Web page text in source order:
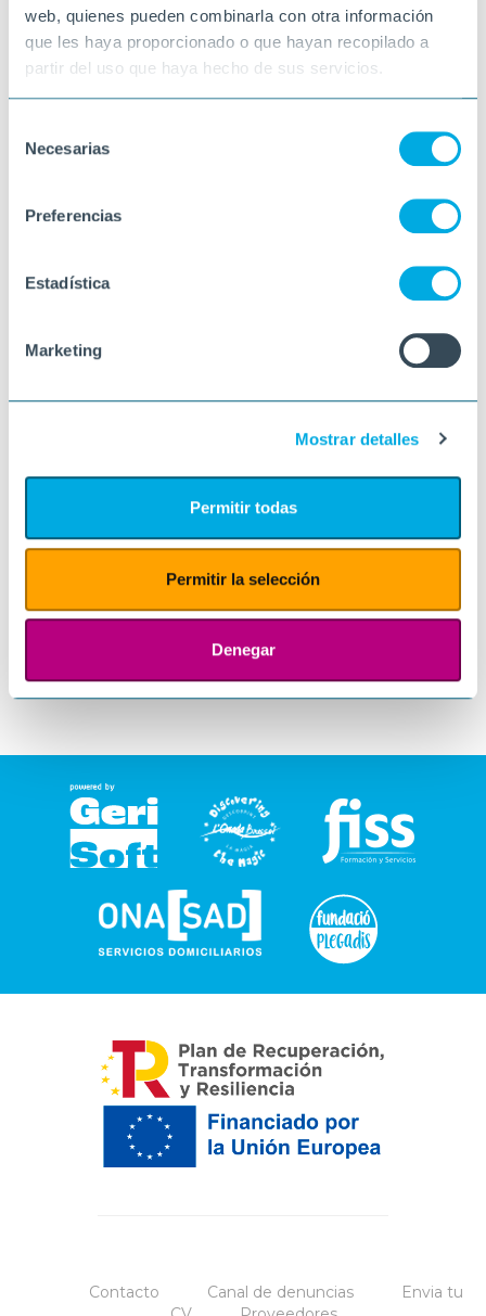
web, quienes pueden combinarla con otra información
que les haya proporcionado o que hayan recopilado a
partir del uso que haya hecho de sus servicios.
Necesarias
Preferencias
Estadística
Marketing
Mostrar detalles
Permitir todas
Permitir la selección
Denegar
Contacto Canal de denuncias
Envia tu